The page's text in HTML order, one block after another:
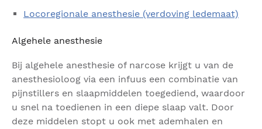
Locoregionale anesthesie (verdoving ledemaat)
Algehele anesthesie
Bij algehele anesthesie of narcose krijgt u van de
anesthesioloog via een infuus een combinatie van
pijnstillers en slaapmiddelen toegediend, waardoor
u snel na toedienen in een diepe slaap valt. Door
deze middelen stopt u ook met ademhalen en